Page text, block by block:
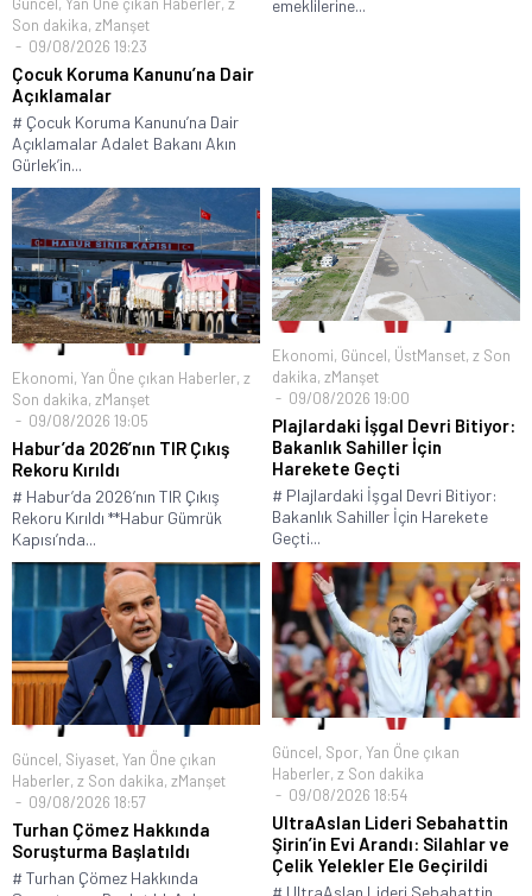
Güncel, Yan Öne çıkan Haberler, z
Son dakika, zManşet
09/08/2026 19:23
Çocuk Koruma Kanunu’na Dair
Açıklamalar
# Çocuk Koruma Kanunu’na Dair
Açıklamalar Adalet Bakanı Akın
Gürlek’in...
emeklilerine...
Ekonomi, Yan Öne çıkan Haberler, z
Son dakika, zManşet
09/08/2026 19:05
Habur’da 2026’nın TIR Çıkış
Rekoru Kırıldı
# Habur’da 2026’nın TIR Çıkış
Rekoru Kırıldı **Habur Gümrük
Kapısı’nda...
Ekonomi, Güncel, ÜstManset, z Son
dakika, zManşet
09/08/2026 19:00
Plajlardaki İşgal Devri Bitiyor:
Bakanlık Sahiller İçin
Harekete Geçti
# Plajlardaki İşgal Devri Bitiyor:
Bakanlık Sahiller İçin Harekete
Geçti...
Güncel, Siyaset, Yan Öne çıkan
Haberler, z Son dakika, zManşet
09/08/2026 18:57
Turhan Çömez Hakkında
Soruşturma Başlatıldı
# Turhan Çömez Hakkında
Güncel, Spor, Yan Öne çıkan
Haberler, z Son dakika
09/08/2026 18:54
UltraAslan Lideri Sebahattin
Şirin’in Evi Arandı: Silahlar ve
Çelik Yelekler Ele Geçirildi